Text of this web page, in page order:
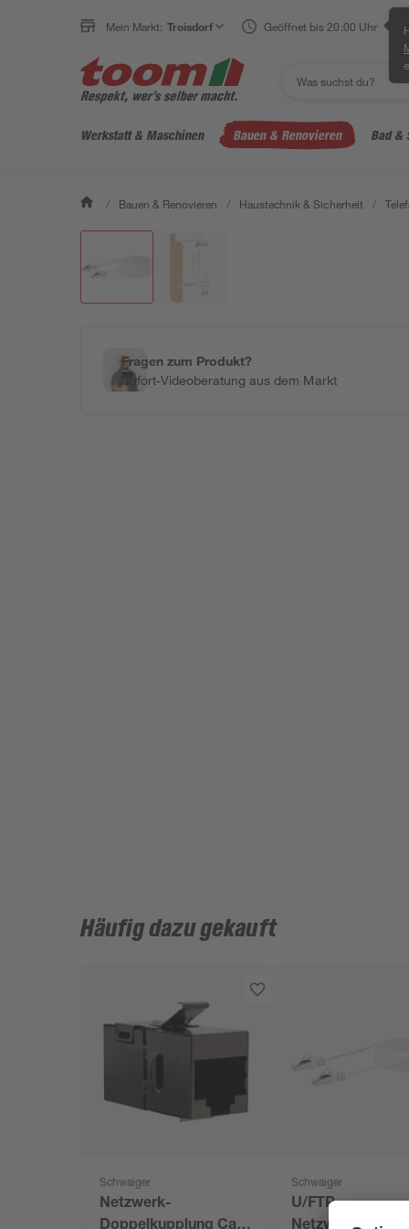
Mein Markt: Troisdorf Geöffnet bis 20:00 Uhr
Werkstatt & Maschinen Bauen & Renovieren Bad &
/ Bauen & Renovieren / Haustechnik & Sicherheit /
Fragen zum Produkt?
Sofort-Videoberatung aus dem Markt
Häufig dazu gekauft
Schwaiger
Netzwerk-
Schwaiger
U/FTP-